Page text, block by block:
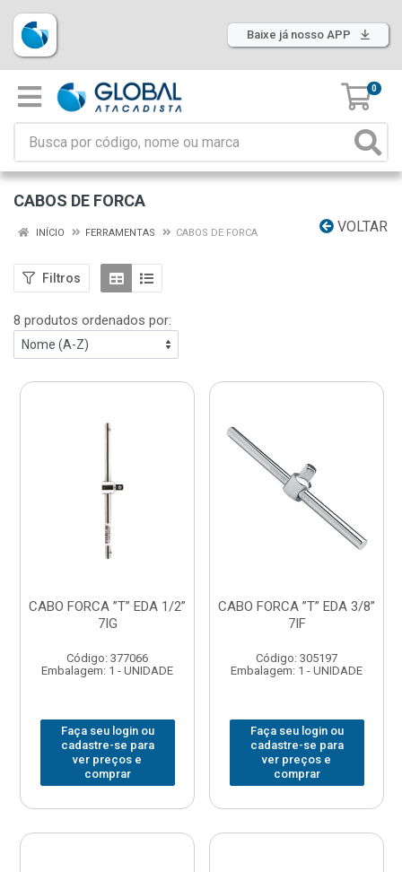
Baixe já nosso APP
0
CABOS DE FORCA
VOLTAR
INÍCIO FERRAMENTAS CABOS DE FORCA
Filtros
8 produtos ordenados por:
CABO FORCA ”T” EDA 1/2”
7IG
Código: 377066
Embalagem: 1 - UNIDADE
Faça seu login ou
cadastre-se para
ver preços e
comprar
CABO FORCA ”T” EDA 3/8”
7IF
Código: 305197
Embalagem: 1 - UNIDADE
Faça seu login ou
cadastre-se para
ver preços e
comprar